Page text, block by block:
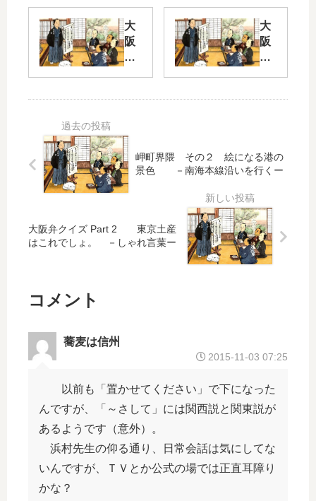
イ
ズ
Pa
水
？
液
体
か
イ
ズ
Pa
rt 2
杯
◆
詞
・
語
彙
大
阪
弁
ズ
rt
2
そ
れ
れ
大
阪
弁
ズ
呼
ー
語
彙
岬町界隈 その２ 絵になる港の
景色 －南海本線沿いを行くー
大阪弁クイズ Part 2 東京土産
はこれでしょ。 －しゃれ言葉ー
コメント
蕎麦は信州
2015-11-03 07:25
以前も「置かせてください」で下になった
んですが、「～さして」には関西説と関東説が
あるようです（意外）。
浜村先生の仰る通り、日常会話は気にしてな
いんですが、ＴＶとか公式の場では正直耳障り
かな？